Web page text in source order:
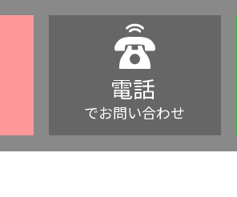
電話
でお問い合わせ